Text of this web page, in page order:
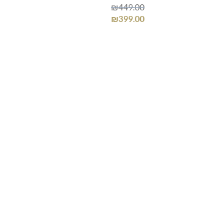
₪449.00
המחיר ₪399.00